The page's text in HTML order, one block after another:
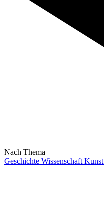
Nach Thema
Geschichte Wissenschaft Kunst